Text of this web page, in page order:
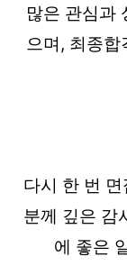
많은 관심과
으며, 최종합
다시 한 번
분께 깊은 감
에 좋은